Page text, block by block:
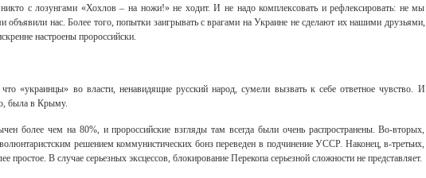
с лозунгами «Хохлов – на ножи!» не ходит. И не надо комплексовать и рефлексировать: не мы
объявили нас. Более того, попытки заигрывать с врагами на Украине не сделают их нашими друзьями,
настроены пророссийски.
«украинцы» во власти, ненавидящие русский народ, сумели вызвать к себе ответное чувство. И
была в Крыму.
более чем на 80%, и пророссийские взгляды там всегда были очень распространены. Во-вторых,
решением коммунистических бонз переведен в подчинение УССР. Наконец, в-третьих,
простое. В случае серьезных эксцессов, блокирование Перекопа серьезной сложности не представляет.